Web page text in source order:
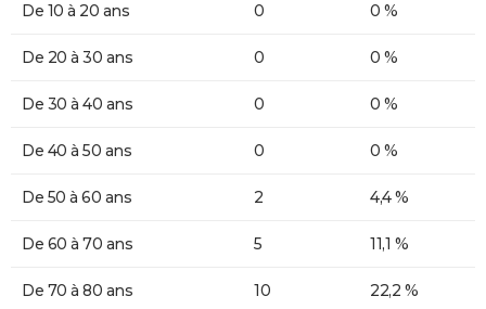
De 10 à 20 ans 0 0 %
De 20 à 30 ans 0 0 %
De 30 à 40 ans 0 0 %
De 40 à 50 ans 0 0 %
De 50 à 60 ans 2 4,4 %
De 60 à 70 ans 5 11,1 %
De 70 à 80 ans 10 22,2 %